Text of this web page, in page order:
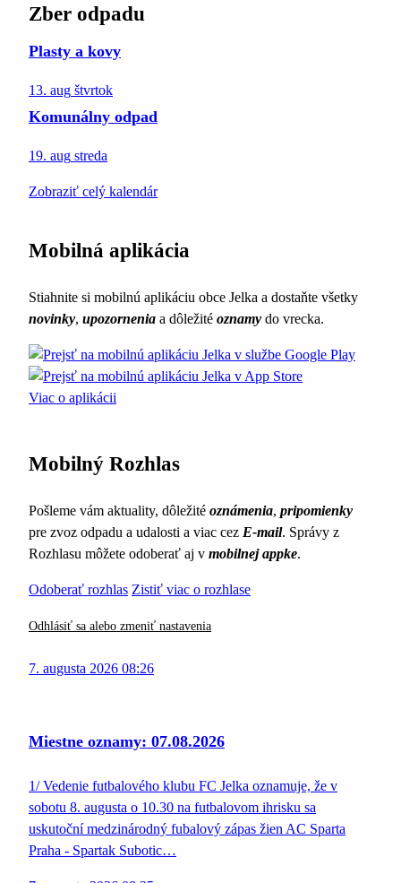
Zber odpadu
Plasty a kovy
13. aug štvrtok
Komunálny odpad
19. aug streda
Zobraziť celý kalendár
Mobilná aplikácia
Stiahnite si mobilnú aplikáciu obce Jelka a dostaňte všetky
novinky, upozornenia a dôležité oznamy do vrecka.
Viac o aplikácii
Mobilný Rozhlas
Pošleme vám aktuality, dôležité oznámenia, pripomienky
pre zvoz odpadu a udalosti a viac cez E-mail. Správy z
Rozhlasu môžete odoberať aj v mobilnej appke.
Odoberať rozhlas Zistiť viac o rozhlase
Odhlásiť sa alebo zmeniť nastavenia
7. augusta 2026 08:26
Miestne oznamy: 07.08.2026
1/ Vedenie futbalového klubu FC Jelka oznamuje, že v
sobotu 8. augusta o 10.30 na futbalovom ihrisku sa
uskutoční medzinárodný fubalový zápas žien AC Sparta
Praha - Spartak Subotic…